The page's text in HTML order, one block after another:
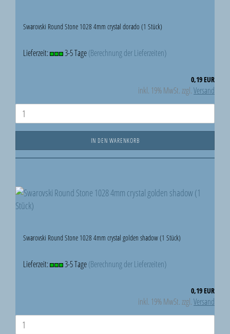
Swarovski Round Stone 1028 4mm crystal dorado (1 Stück)
Lieferzeit: 3-5 Tage(Berechnung der Lieferzeiten)
0,19 EUR
inkl. 19% MwSt. zzgl.Versand
IN DEN WARENKORB
Swarovski Round Stone 1028 4mm crystal golden shadow (1 Stück)
Lieferzeit: 3-5 Tage(Berechnung der Lieferzeiten)
0,19 EUR
inkl. 19% MwSt. zzgl.Versand